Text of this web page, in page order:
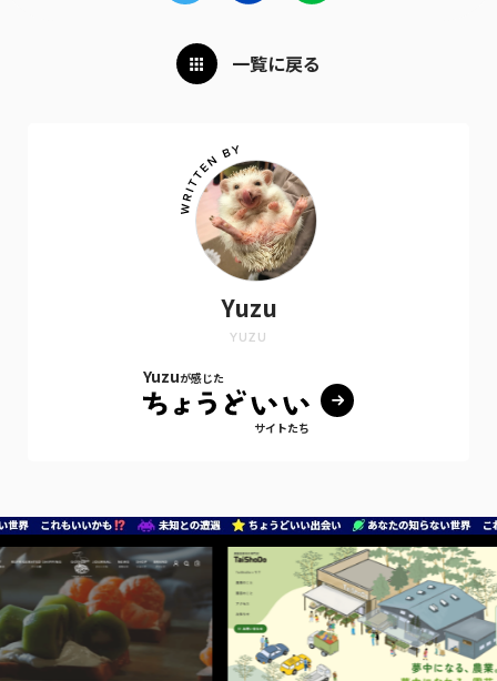
一覧に戻る
Yuzu
YUZU
Yuzuが感じた
サイトたち